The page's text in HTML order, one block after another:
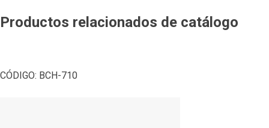
Productos relacionados de catálogo
CÓDIGO: BCH-710